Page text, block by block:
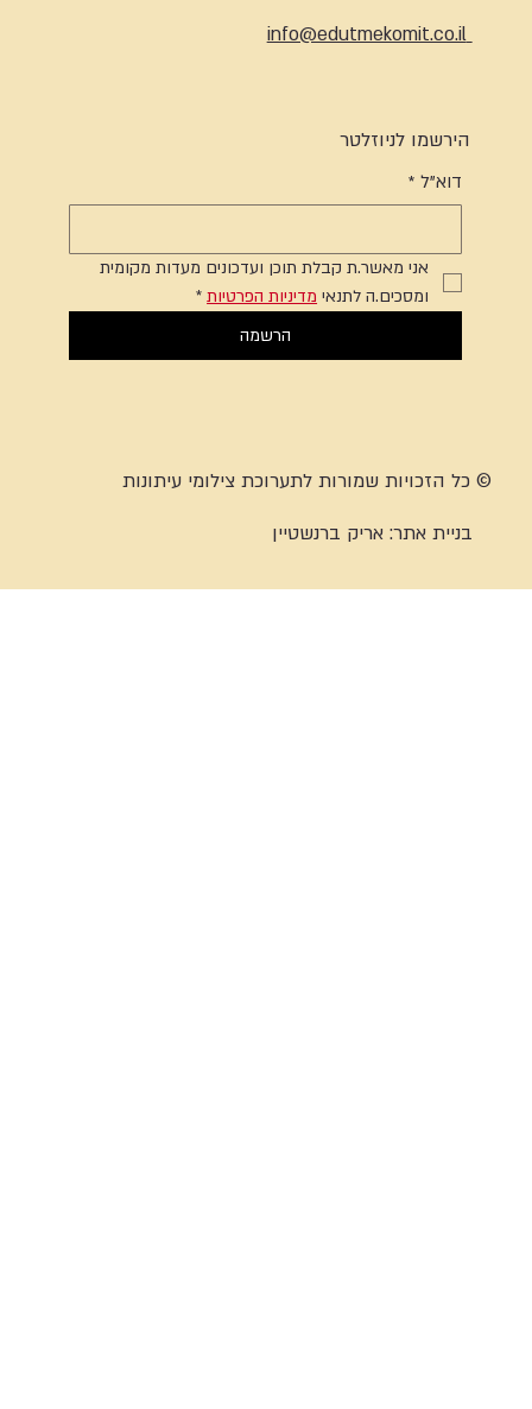
info@edutmekomit.co.il
הירשמו לניוזלטר
דוא"ל *
אני מאשר.ת קבלת תוכן ועדכונים מעדות מקומית
ומסכים.ה לתנאי מדיניות הפרטיות *
הרשמה
© כל הזכויות שמורות לתערוכת צילומי עיתונות
בניית אתר:אריק ברנשטיין